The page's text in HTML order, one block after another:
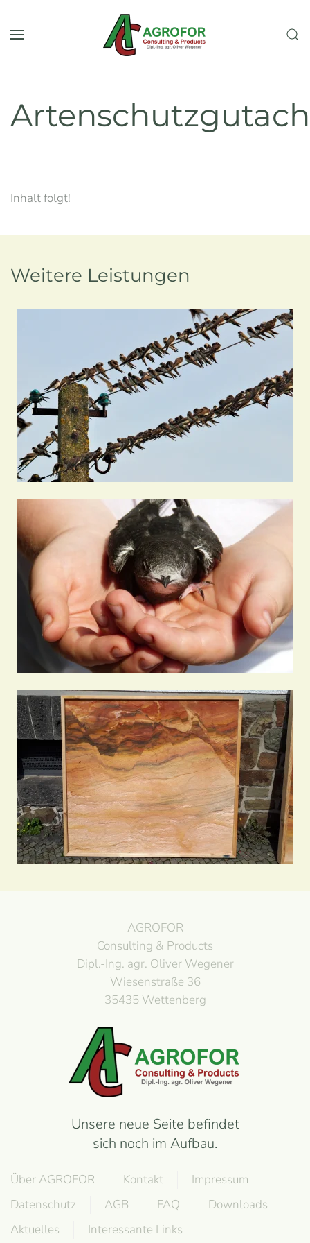
Zum Hauptinhalt springen
Inhalt folgt!
Weitere Leistungen
Schwalbenschutz
Artenschutz-
gutachten
Lackprofile
AGROFOR
Consulting & Products
Dipl.-Ing. agr. Oliver Wegener
Wiesenstraße 36
35435 Wettenberg
Unsere neue Seite befindet
sich noch im Aufbau.
Über AGROFOR Kontakt
Impressum
Datenschutz
AGB FAQ
Downloads
Aktuelles
Interessante Links